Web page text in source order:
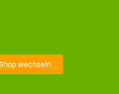
wechseln